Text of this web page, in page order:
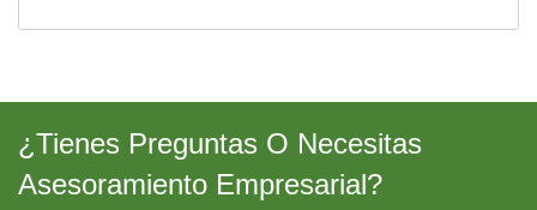
¿Tienes Preguntas O Necesitas
Asesoramiento Empresarial?